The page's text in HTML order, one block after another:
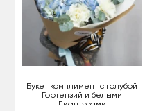
Букет комплимент с голубой
Гортензий и белыми
Диантусами